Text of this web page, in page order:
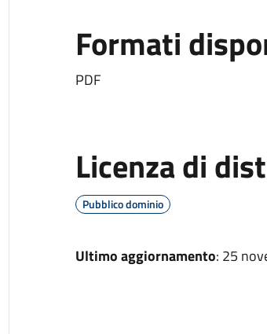
Formati
PDF
Licenza di
Pubblico dominio
Ultimo aggiornamento: 25